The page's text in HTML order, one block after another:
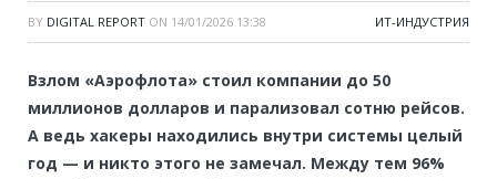
BY DIGITAL REPORT ON 14/01/2026 13:38 ИТ-ИНДУСТРИЯ
Взлом «Аэрофлота» стоил компании до 50
миллионов долларов и парализовал сотню рейсов.
А ведь хакеры находились внутри системы целый
год — и никто этого не замечал. Между тем 96%